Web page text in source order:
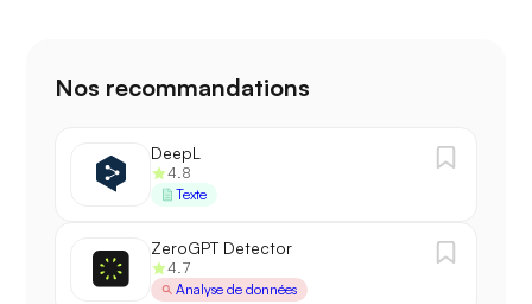
Nos recommandations
DeepL
4.8
Texte
ZeroGPT Detector
4.7
Analyse de données